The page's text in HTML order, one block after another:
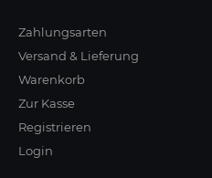
Zahlungsarten
Versand & Lieferung
Warenkorb
Zur Kasse
Registrieren
Login